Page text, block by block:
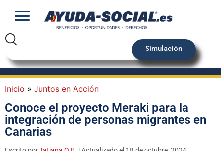
Simulación
Inicio » Juntos en Acción
Conoce el proyecto Meraki para la
integración de personas migrantes en
Canarias